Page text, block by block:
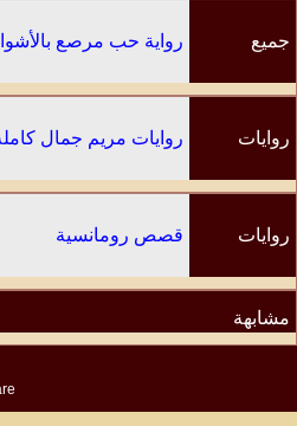
جميع رواية حب مرصع
روايات روايات مريم جمال
روايات
مشابهة
قصص رومانسية